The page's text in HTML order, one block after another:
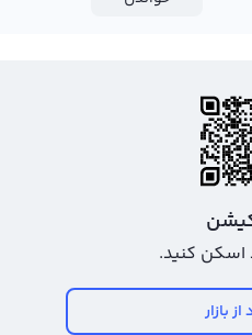
فراهم کند و خرید ریپل را به یک
اسکن کنید.
بازار